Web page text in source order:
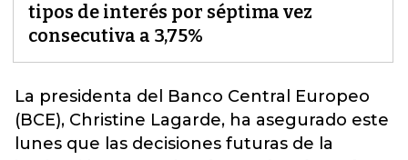
tipos de interés por séptima vez
consecutiva a 3,75%
La presidenta del Banco Central Europeo
(BCE), Christine Lagarde, ha asegurado este
lunes que las decisiones futuras de la